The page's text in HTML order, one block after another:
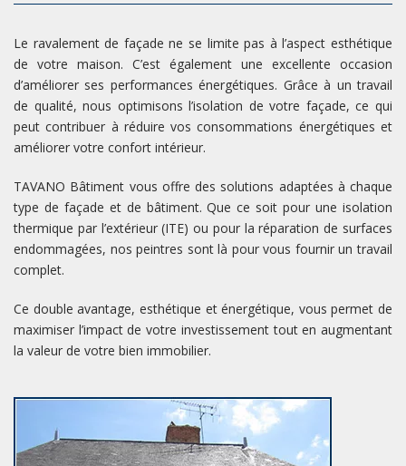
Le ravalement de façade ne se limite pas à l’aspect esthétique
de votre maison. C’est également une excellente occasion
d’améliorer ses performances énergétiques. Grâce à un travail
de qualité, nous optimisons l’isolation de votre façade, ce qui
peut contribuer à réduire vos consommations énergétiques et
améliorer votre confort intérieur.
TAVANO Bâtiment vous offre des solutions adaptées à chaque
type de façade et de bâtiment. Que ce soit pour une isolation
thermique par l’extérieur (ITE) ou pour la réparation de surfaces
endommagées, nos peintres sont là pour vous fournir un travail
complet.
Ce double avantage, esthétique et énergétique, vous permet de
maximiser l’impact de votre investissement tout en augmentant
la valeur de votre bien immobilier.